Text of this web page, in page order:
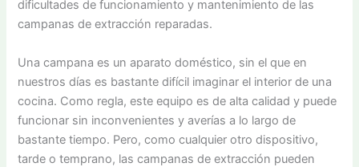
dificultades de funcionamiento y mantenimiento de las
campanas de extracción reparadas.
Una campana es un aparato doméstico, sin el que en
nuestros días es bastante difícil imaginar el interior de una
cocina. Como regla, este equipo es de alta calidad y puede
funcionar sin inconvenientes y averías a lo largo de
bastante tiempo. Pero, como cualquier otro dispositivo,
tarde o temprano, las campanas de extracción pueden